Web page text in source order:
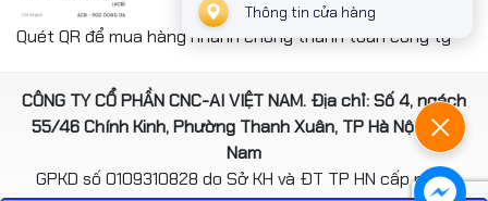
Quét QR để mua hàng nhanh chóng thanh toán công ty
CÔNG TY CỔ PHẦN CNC-AI VIỆT NAM. Địa chỉ: Số 4, ngách
55/46 Chính Kinh, Phường Thanh Xuân, TP Hà Nội, Việt
Nam
GPKD số 0109310828 do Sở KH và ĐT TP HN cấp ngày
Thông tin cửa hàng